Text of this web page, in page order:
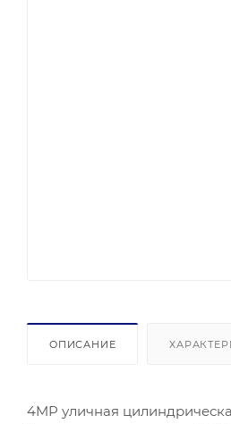
ОПИСАНИЕ
4MP уличная